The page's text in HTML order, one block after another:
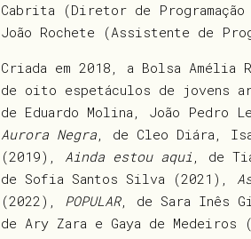
Cabrita (Diretor de
João Rochete (Assistente de
Criada em 2018, a Bolsa Amélia
de oito espetáculos de jovens
de Eduardo Molina, João Pedro
Aurora Negra, de Cleo Diára,
(2019), Ainda estou aqui , de
de Sofia Santos Silva (2021),
(2022), POPULAR, de Sara Inês
de Ary Zara e Gaya de Medeiros